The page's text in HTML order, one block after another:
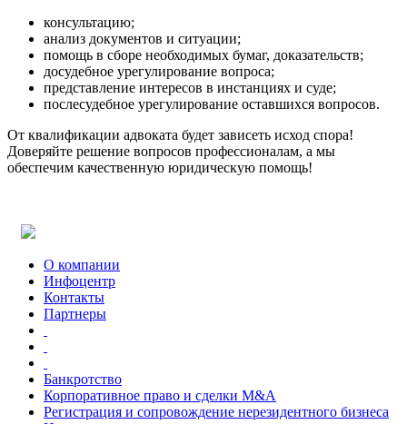
консультацию;
анализ документов и ситуации;
помощь в сборе необходимых бумаг, доказательств;
досудебное урегулирование вопроса;
представление интересов в инстанциях и суде;
послесудебное урегулирование оставшихся вопросов.
От квалификации адвоката будет зависеть исход спора!
Доверяйте решение вопросов профессионалам, а мы
обеспечим качественную юридическую помощь!
Absolute
В каких сферах наша компания предоставляет юридические
услуги ?
Работаем в сфере хозяйственного, корпоративного,
инвестиционного,
антимонопольного, административного и международного
права.
Какие компании находятся в списке наших партеров ?
В списке партнеров такие компании: OTP банк; ПУМБ; UESF;
ЮЖМАШ; Nemiroff.
Какой залог успешной работы в юридической сфере ?
О компании
Инфоцентр
Контакты
Партнеры
Банкротство
Корпоративное право и сделки M&A
Регистрация и сопровождение нерезидентного бизнеса